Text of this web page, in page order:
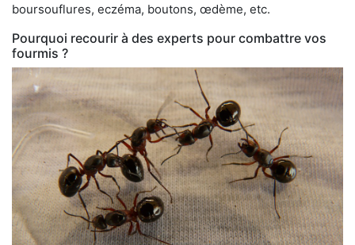
boursouflures, eczéma, boutons, œdème, etc.
Pourquoi recourir à des experts pour combattre vos
fourmis ?